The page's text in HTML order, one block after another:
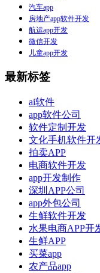
汽车app
房地产app软件开发
航运app开发
微信开发
儿童app开发
最新标签
ai软件
app软件公司
软件定制开发
文化手机软件开
拍卖APP
电商软件开发
app开发制作
深圳APP公司
app外包公司
生鲜软件开发
水果电商APP开
生鲜APP
买菜app
农产品app